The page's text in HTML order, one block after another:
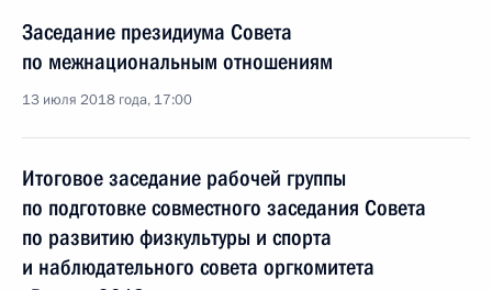
Заседание президиума Совета
по межнациональным отношениям
13 июля 2018 года, 17:00
Итоговое заседание рабочей группы
по подготовке совместного заседания Совета
по развитию физкультуры и спорта
и наблюдательного совета оргкомитета